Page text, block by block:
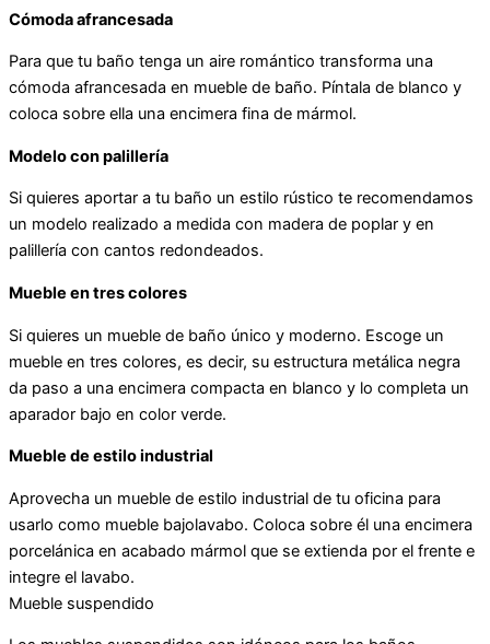
Cómoda afrancesada
Para que tu baño tenga un aire romántico transforma una
cómoda afrancesada en mueble de baño. Píntala de blanco y
coloca sobre ella una encimera fina de mármol.
Modelo con palillería
Si quieres aportar a tu baño un estilo rústico te recomendamos
un modelo realizado a medida con madera de poplar y en
palillería con cantos redondeados.
Mueble en tres colores
Si quieres un mueble de baño único y moderno. Escoge un
mueble en tres colores, es decir, su estructura metálica negra
da paso a una encimera compacta en blanco y lo completa un
aparador bajo en color verde.
Mueble de estilo industrial
Aprovecha un mueble de estilo industrial de tu oficina para
usarlo como mueble bajolavabo. Coloca sobre él una encimera
porcelánica en acabado mármol que se extienda por el frente e
integre el lavabo.
Mueble suspendido